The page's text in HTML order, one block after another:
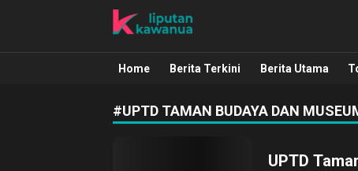
Liputan Kawanua
Berita Manado, Sulawesi Utara,
Home Berita Terkini Berita Utama
#UPTD TAMAN BUDAYA DAN
UPTD